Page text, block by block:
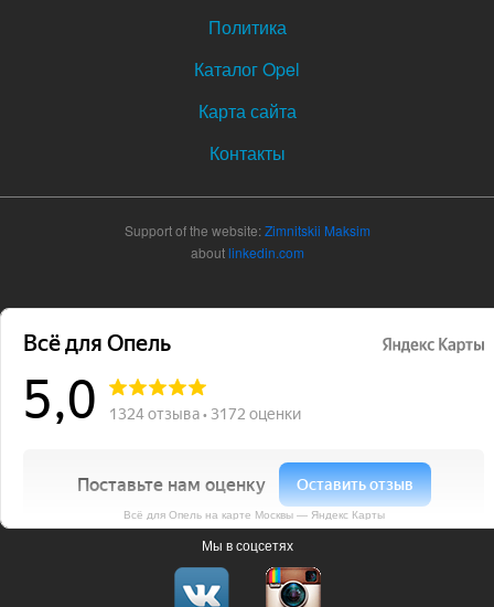
Политика
Каталог Opel
Карта сайта
Контакты
Support of the website:Zimnitskii Maksim
aboutlinkedin.com
Всё для Опель на карте Москвы — Яндекс Карты
Мы в соцсетях